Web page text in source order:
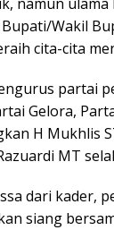
Wakil
cita-cita
partai
Gelora,
H Mukhlis
MT
dari kader,
siang